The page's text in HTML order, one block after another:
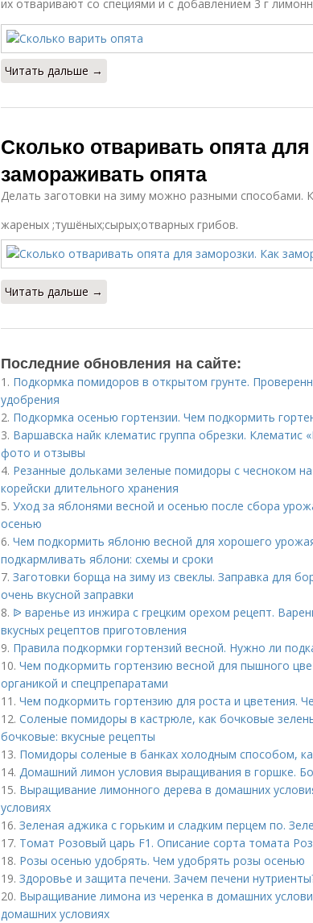
их отваривают со специями и с добавлением 3 г
Читать дальше →
Сколько отваривать опята
замораживать опята
Делать заготовки на зиму можно разными способами.
жареных ;тушёных;сырых;отварных грибов.
Читать дальше →
Последние обновления на сайте:
1. Подкормка помидоров в открытом грунте.
удобрения
2. Подкормка осенью гортензии. Чем подкормить
3. Варшавска найк клематис группа обрезки. Клематис
фото и отзывы
4. Резанные дольками зеленые помидоры с чесноком
корейски длительного хранения
5. Уход за яблонями весной и осенью после сбора
осенью
6. Чем подкормить яблоню весной для хорошего
подкармливать яблони: схемы и сроки
7. Заготовки борща на зиму из свеклы. Заправка для
очень вкусной заправки
8. ᐉ варенье из инжира с грецким орехом рецепт.
вкусных рецептов приготовления
9. Правила подкормки гортензий весной. Нужно ли
10. Чем подкормить гортензию весной для пышного
органикой и спецпрепаратами
11. Чем подкормить гортензию для роста и цветения.
12. Соленые помидоры в кастрюле, как бочковые
бочковые: вкусные рецепты
13. Помидоры соленые в банках холодным способом,
14. Домашний лимон условия выращивания в горшке.
15. Выращивание лимонного дерева в домашних
условиях
16. Зеленая аджика с горьким и сладким перцем по.
17. Томат Розовый царь F1. Описание сорта томата
18. Розы осенью удобрять. Чем удобрять розы осенью
19. Здоровье и защита печени. Зачем печени
20. Выращивание лимона из черенка в домашних
домашних условиях